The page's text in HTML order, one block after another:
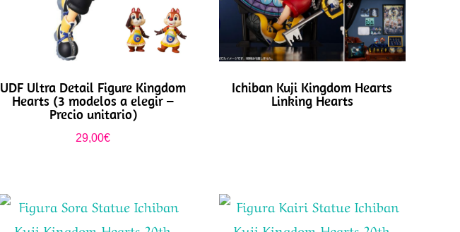
UDF Ultra Detail Figure Kingdom
Hearts (3 modelos a elegir –
Precio unitario)
29,00€
Ichiban Kuji Kingdom Hearts
Linking Hearts